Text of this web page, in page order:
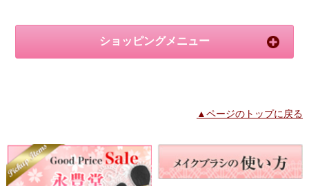
ショッピングメニュー
▲ページのトップに戻る